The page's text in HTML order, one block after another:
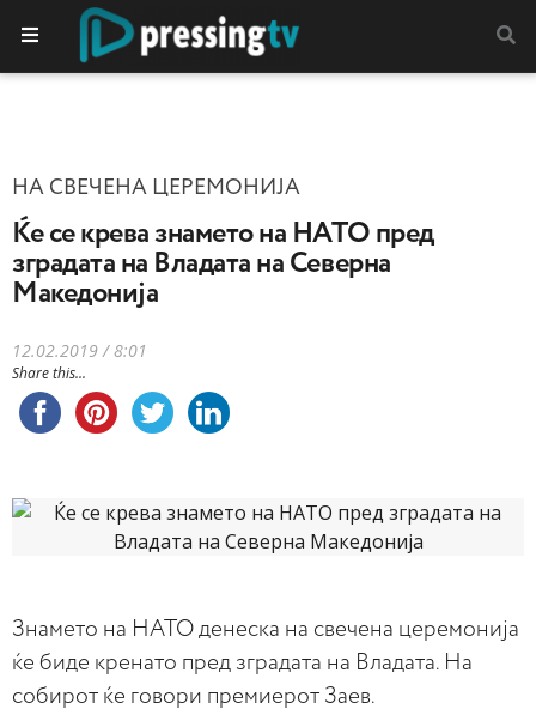
НА СВЕЧЕНА ЦЕРЕМОНИЈА
Ќе се крева знамето на НАТО пред
зградата на Владата на Северна
Македонија
12.02.2019 / 8:01
Share this...
Знамето на НАТО денеска на свечена церемонија
ќе биде кренато пред зградата на Владата. На
собирот ќе говори премиерот Заев.